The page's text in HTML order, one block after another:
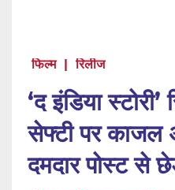
फिल्म | रिलीज
‘द इंडिया
सेफ्टी पर काजल
दमदार पोस्ट से